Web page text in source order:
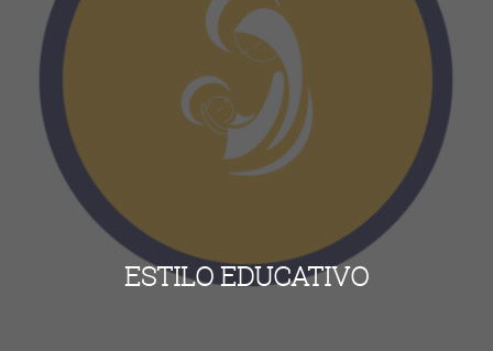
ESTILO EDUCATIVO